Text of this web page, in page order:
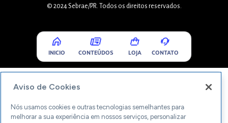
© 2024 Sebrae/PR. Todos os direitos reservados.
INICIO CONTEÚDOS LOJA CONTATO
Aviso de Cookies
Nós usamos cookies e outras tecnologias semelhantes para
melhorar a sua experiência em nossos serviços, personalizar